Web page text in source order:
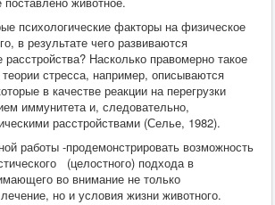
препараты
психологические факторы на физическое
в результате чего развиваются
расстройства? Насколько правомерно такое
стресса, например, описываются
в качестве реакции на перегрузки
иммунитета и, следовательно,
расстройствами (Селье, 1982).
работы -продемонстрировать возможность
(целостного) подхода в
во внимание не только
но и условия жизни животного.